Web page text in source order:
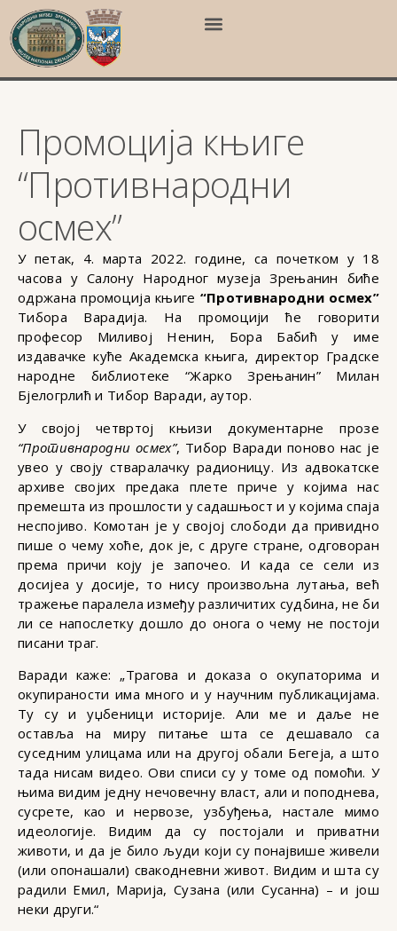
Промоција књиге
“Противнародни
осмех”
У петак, 4. марта 2022. године, са почетком у 18
часова у Салону Народног музеја Зрењанин биће
одржана промоција књиге “Противнародни осмех”
Тибора Варадија. На промоцији ће говорити
професор Миливој Ненин, Бора Бабић у име
издавачке куће Академска књига, директор Градске
народне библиотеке “Жарко Зрењанин” Милан
Бјелогрлић и Тибор Варади, аутор.
У својој четвртој књизи документарне прозе
“Противнародни осмех”, Тибор Варади поново нас је
увео у своју стваралачку радионицу. Из адвокатске
архиве својих предака плете приче у којима нас
премешта из прошлости у садашњост и у којима спаја
неспојиво. Комотан је у својој слободи да привидно
пише о чему хоће, док је, с друге стране, одговоран
према причи коју је започео. И када се сели из
досијеа у досије, то нису произвољна лутања, већ
тражење паралела између различитих судбина, не би
ли се напослетку дошло до онога о чему не постоји
писани траг.
Варади каже: „Трагова и доказа о окупаторима и
окупираности има много и у научним публикацијама.
Ту су и уџбеници историје. Али ме и даље не
оставља на миру питање шта се дешавало са
суседним улицама или на другој обали Бегеја, а што
тада нисам видео. Ови списи су у томе од помоћи. У
њима видим једну нечовечну власт, али и поподнева,
сусрете, као и нервозе, узбуђења, настале мимо
идеологије. Видим да су постојали и приватни
животи, и да је било људи који су понајвише живели
(или опонашали) свакодневни живот. Видим и шта су
радили Емил, Марија, Сузана (или Сусанна) – и још
неки други.“